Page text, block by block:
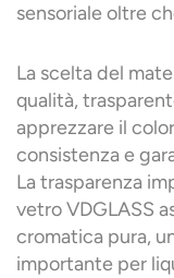
sensoriale oltre
La scelta del
qualità,
apprezzare il
consistenza e
La trasparenza
vetro VDGLASS
cromatica pura,
importante per